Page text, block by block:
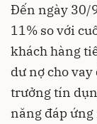
Đến ngày 30/
11% so với
khách hàng
dư nợ cho
trưởng tín
năng đáp